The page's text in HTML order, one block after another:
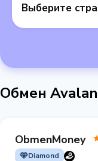
Выберите
Обмен
ObmenMoney
Diamond